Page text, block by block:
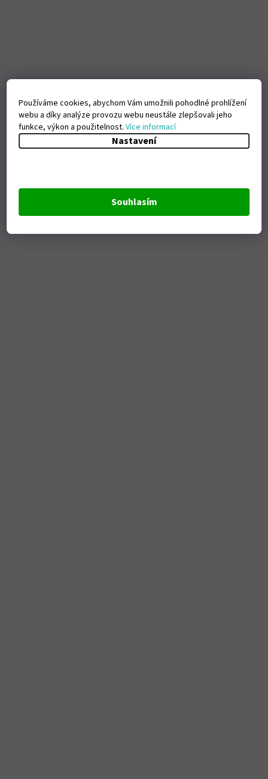
Používáme cookies, abychom Vám umožnili pohodlné prohlížení
webu a díky analýze provozu webu neustále zlepšovali jeho
funkce, výkon a použitelnost.Více informací
Nastavení
Souhlasím